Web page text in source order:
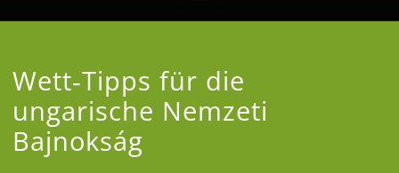
Wett‑Tipps für die
ungarische Nemzeti
Bajnokság